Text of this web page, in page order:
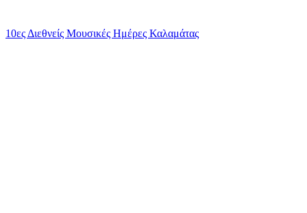
10ες Διεθνείς Μουσικές Ημέρες Καλαμάτας